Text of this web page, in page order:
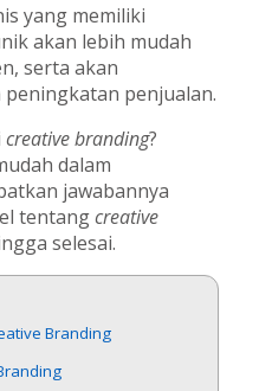
yang memiliki
akan lebih mudah
serta akan
penjualan.
creative branding?
dalam
jawabannya
tentangcreative
selesai.
Branding